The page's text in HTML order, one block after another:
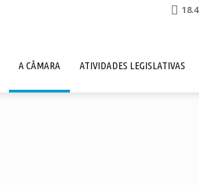
18.4
A CÂMARA ATIVIDADES LEGISLATIVAS